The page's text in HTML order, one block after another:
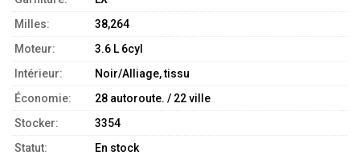
Milles:
38,264
Moteur:
3.6 L 6cyl
Intérieur:
Noir/Alliage, tissu
Économie:
28 autoroute. / 22 ville
Stocker:
3354
Statut:
En stock